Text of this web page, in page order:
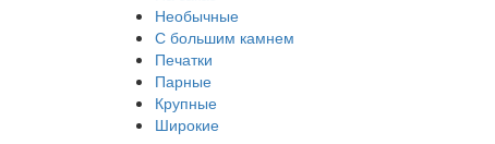
Необычные
С большим камнем
Печатки
Парные
Крупные
Широкие